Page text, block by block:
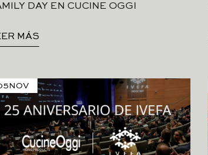
DAY EN CUCINE OGGI
MÁS
NOV